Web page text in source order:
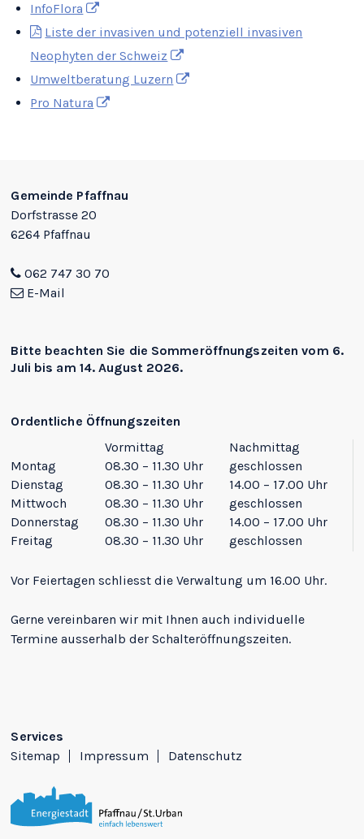
InfoFlora
Liste der invasiven und potenziell invasiven
Neophyten der Schweiz
Umweltberatung Luzern
Pro Natura
Gemeinde Pfaffnau
Dorfstrasse 20
6264 Pfaffnau
062 747 30 70
E-Mail
Bitte beachten Sie die Sommeröffnungszeiten vom 6.
Juli bis am 14. August 2026.
Ordentliche Öffnungszeiten
Vormittag
Nachmittag
Montag
08.30 – 11.30 Uhr
geschlossen
Dienstag
08.30 – 11.30 Uhr
14.00 – 17.00 Uhr
Mittwoch
08.30 – 11.30 Uhr
geschlossen
Donnerstag
08.30 – 11.30 Uhr
14.00 – 17.00 Uhr
Freitag
08.30 – 11.30 Uhr geschlossen
Vor Feiertagen schliesst die Verwaltung um 16.00 Uhr.
Gerne vereinbaren wir mit Ihnen auch individuelle
Termine ausserhalb der Schalteröffnungszeiten.
Services
Sitemap
Impressum Datenschutz